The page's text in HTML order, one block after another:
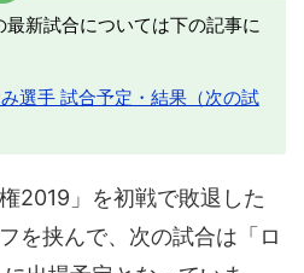
最新試合については下の記事に
選手 試合予定・結果（次の試
2019」を初戦で敗退した
を挟んで、次の試合は「ロ